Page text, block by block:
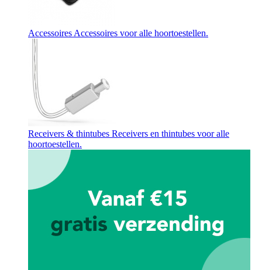
AccessoiresAccessoires voor alle hoortoestellen.
Receivers & thintubes Receivers en thintubes voor alle
hoortoestellen.